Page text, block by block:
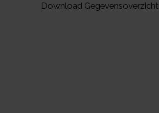
Download Gegevensoverzicht